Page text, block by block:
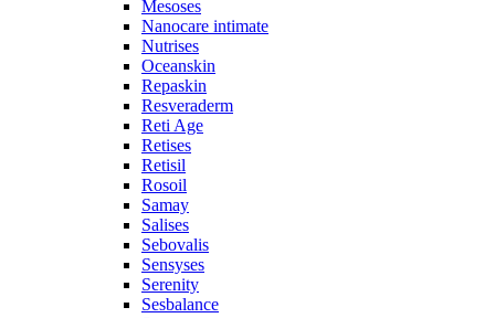
Mesoses
Nanocare intimate
Nutrises
Oceanskin
Repaskin
Resveraderm
Reti Age
Retises
Retisil
Rosoil
Samay
Salises
Sebovalis
Sensyses
Serenity
Sesbalance